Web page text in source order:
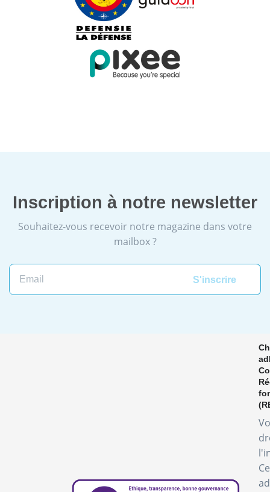
Inscription à notre newsletter
Souhaitez-vous recevoir notre magazine dans votre
mailbox ?
Email